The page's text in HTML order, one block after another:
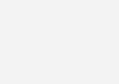
milliardenschwere
darauf hin,
(FEP) mit den im
des Windenergie-auf-
bislang in den Zonen 4 und 5